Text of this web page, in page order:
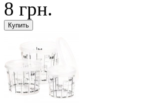
8 грн.